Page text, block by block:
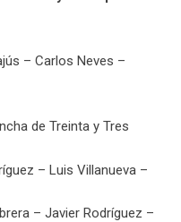
– Carlos Neves –
de Treinta y Tres
– Luis Villanueva –
– Javier Rodríguez –